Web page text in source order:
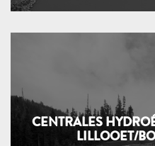
CENTRALES
LILLOOET/